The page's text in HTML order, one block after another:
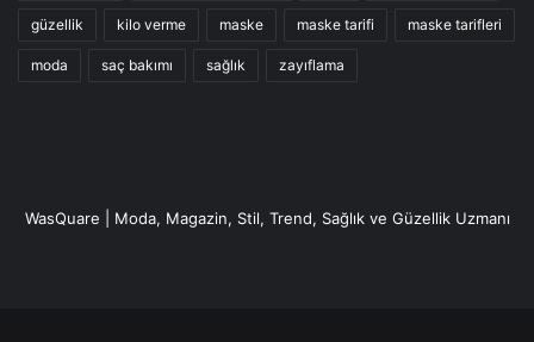
güzellik kilo verme maske maske tarifi maske tarifleri
moda saç bakımı sağlık zayıflama
WasQuare | Moda, Magazin, Stil, Trend, Sağlık ve Güzellik Uzmanı